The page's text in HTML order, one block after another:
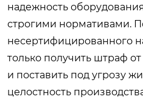
надежность
строгими нормативами.
несертифицированного
только получить штраф
и поставить под угрозу
целостность